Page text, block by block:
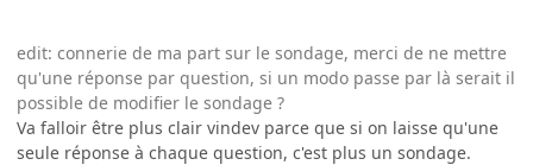
edit: connerie de ma part sur le sondage, merci de ne mettre
qu'une réponse par question, si un modo passe par là serait il
possible de modifier le sondage ?
Va falloir être plus clair vindev parce que si on laisse qu'une
seule réponse à chaque question, c'est plus un sondage.